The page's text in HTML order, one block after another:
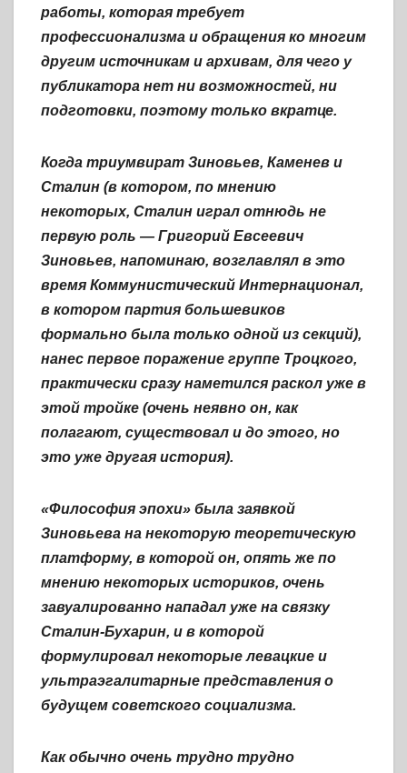
работы, которая требует
профессионализма и обращения ко многим
другим источникам и архивам, для чего у
публикатора нет ни возможностей, ни
подготовки, поэтому только вкратце.
Когда триумвират Зиновьев, Каменев и
Сталин (в котором, по мнению
некоторых, Сталин играл отнюдь не
первую роль — Григорий Евсеевич
Зиновьев, напоминаю, возглавлял в это
время Коммунистический Интернационал,
в котором партия большевиков
формально была только одной из секций),
нанес первое поражение группе Троцкого,
практически сразу наметился раскол уже в
этой тройке (очень неявно он, как
полагают, существовал и до этого, но
это уже другая история).
«Философия эпохи» была заявкой
Зиновьева на некоторую теоретическую
платформу, в которой он, опять же по
мнению некоторых историков, очень
завуалированно нападал уже на связку
Сталин-Бухарин, и в которой
формулировал некоторые левацкие и
ультраэгалитарные представления о
будущем советского социализма.
Как обычно очень трудно трудно